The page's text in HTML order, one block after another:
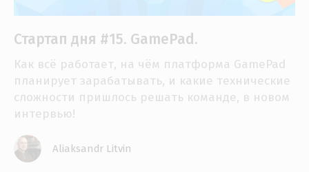
Стартап дня #15. GamePad.
Как всё работает, на чём платформа GamePad
планирует зарабатывать, и какие технические
сложности пришлось решать команде, в новом
интервью!
Aliaksandr Litvin